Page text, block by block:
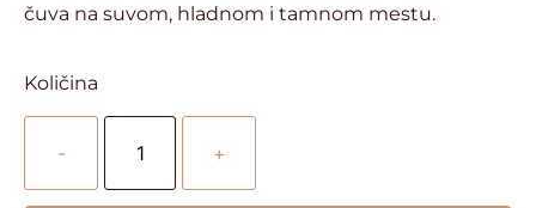
čuva na suvom, hladnom i tamnom mestu.
Količina
- +